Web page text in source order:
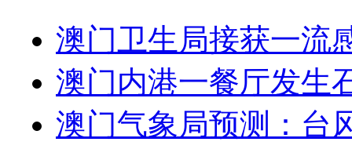
澳门卫生局接获一流
澳门内港一餐厅发生
澳门气象局预测：台